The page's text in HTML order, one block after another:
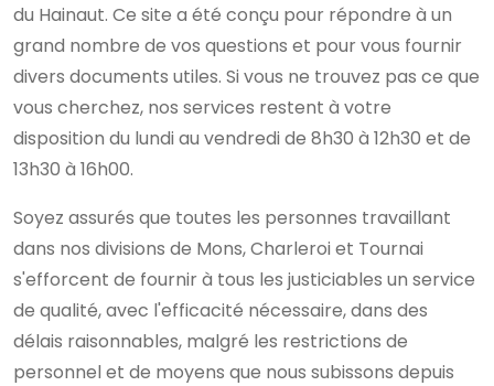
du Hainaut. Ce site a été conçu pour répondre à un
grand nombre de vos questions et pour vous fournir
divers documents utiles. Si vous ne trouvez pas ce que
vous cherchez, nos services restent à votre
disposition du lundi au vendredi de 8h30 à 12h30 et de
13h30 à 16h00.
Soyez assurés que toutes les personnes travaillant
dans nos divisions de Mons, Charleroi et Tournai
s'efforcent de fournir à tous les justiciables un service
de qualité, avec l'efficacité nécessaire, dans des
délais raisonnables, malgré les restrictions de
personnel et de moyens que nous subissons depuis